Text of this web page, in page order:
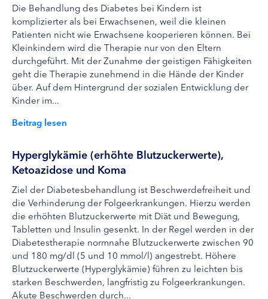
Die Behandlung des Diabetes bei Kindern ist
komplizierter als bei Erwachsenen, weil die kleinen
Patienten nicht wie Erwachsene kooperieren können. Bei
Kleinkindern wird die Therapie nur von den Eltern
durchgeführt. Mit der Zunahme der geistigen Fähigkeiten
geht die Therapie zunehmend in die Hände der Kinder
über. Auf dem Hintergrund der sozialen Entwicklung der
Kinder im...
Beitrag lesen
Hyperglykämie (erhöhte Blutzuckerwerte),
Ketoazidose und Koma
Ziel der Diabetesbehandlung ist Beschwerdefreiheit und
die Verhinderung der Folgeerkrankungen. Hierzu werden
die erhöhten Blutzuckerwerte mit Diät und Bewegung,
Tabletten und Insulin gesenkt. In der Regel werden in der
Diabetestherapie normnahe Blutzuckerwerte zwischen 90
und 180 mg/dl (5 und 10 mmol/l) angestrebt. Höhere
Blutzuckerwerte (Hyperglykämie) führen zu leichten bis
starken Beschwerden, langfristig zu Folgeerkrankungen.
Akute Beschwerden durch...